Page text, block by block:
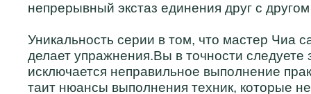
непрерывный экстаз единения друг с
Уникальность серии в том, что мастер Чиа
делает упражнения.Вы в точности следуете
исключается неправильное выполнение
таит нюансы выполнения техник, которые